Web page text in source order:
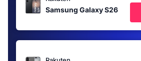
Samsung Galaxy S26